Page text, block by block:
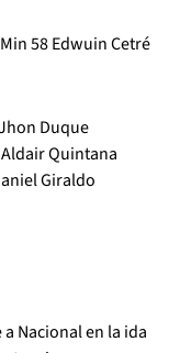
58 Edwuin Cetré
Duque
Quintana
Giraldo
Nacional en la ida